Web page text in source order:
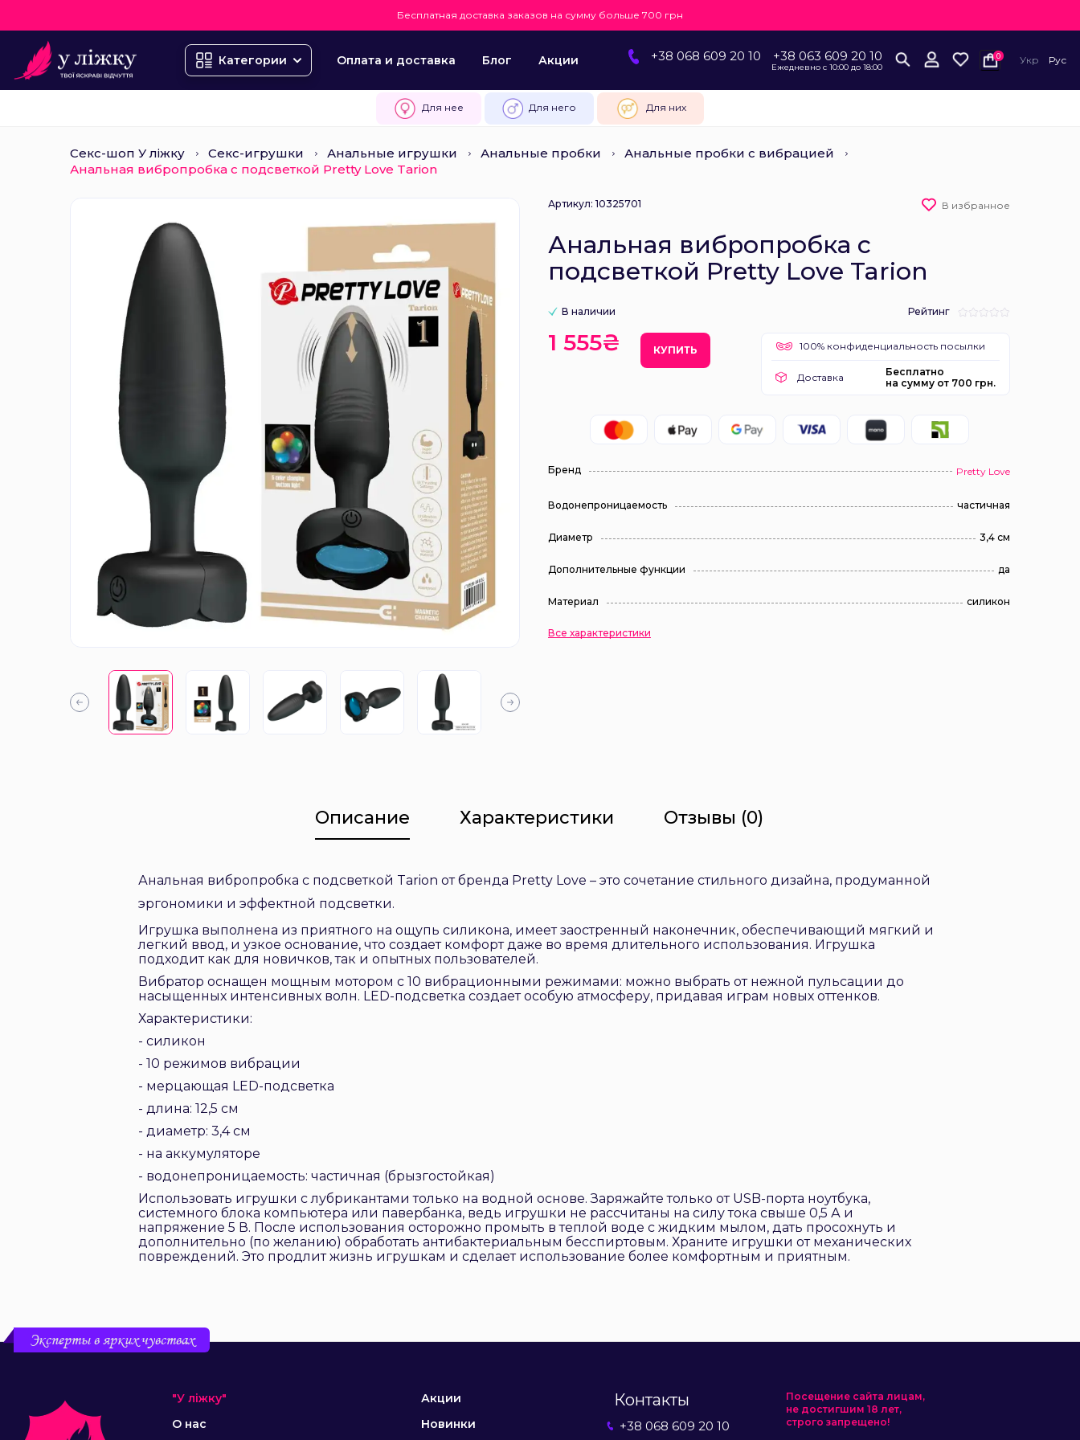
Бесплатная доставка заказов на сумму больше 700 грн
Категории Оплата и доставка Блог Акции +38 068 609 20 10 +38 063 609 20 10
Ежедневно с 10:00 до 18:00
0 Укр Рус
Для нее Для него Для них
Секс-шоп У ліжку Секс-игрушки Анальные игрушки Анальные пробки
Анальные пробки с вибрацией
Анальная вибропробка с подсветкой Pretty Love Tarion
Артикул: 10325701 В избранное
Анальная вибропробка с
подсветкой Pretty Love Tarion
В наличии Рейтинг
1 555₴ КУПИТЬ 100% конфиденциальность посылки
Доставка
Бесплатно
на сумму от 700 грн.
Бренд Pretty Love
Водонепроницаемость частичная
Диаметр 3,4 см
Дополнительные функции да
Материал силикон
Все характеристики
Описание Характеристики Отзывы (0)
Анальная вибропробка с подсветкой Tarion от бренда Pretty Love – это сочетание стильного дизайна, продуманной
эргономики и эффектной подсветки.
Игрушка выполнена из приятного на ощупь силикона, имеет заостренный наконечник, обеспечивающий мягкий и
легкий ввод, и узкое основание, что создает комфорт даже во время длительного использования. Игрушка
подходит как для новичков, так и опытных пользователей.
Вибратор оснащен мощным мотором с 10 вибрационными режимами: можно выбрать от нежной пульсации до
насыщенных интенсивных волн. LED-подсветка создает особую атмосферу, придавая играм новых оттенков.
Характеристики:
- силикон
- 10 режимов вибрации
- мерцающая LED-подсветка
- длина: 12,5 см
- диаметр: 3,4 см
- на аккумуляторе
- водонепроницаемость: частичная (брызгостойкая)
Использовать игрушки с лубрикантами только на водной основе. Заряжайте только от USB-порта ноутбука,
системного блока компьютера или павербанка, ведь игрушки не рассчитаны на силу тока свыше 0,5 А и
напряжение 5 В. После использования осторожно промыть в теплой воде с жидким мылом, дать просохнуть и
дополнительно (по желанию) обработать антибактериальным бесспиртовым. Храните игрушки от механических
повреждений. Это продлит жизнь игрушкам и сделает использование более комфортным и приятным.
Эксперты в ярких чувствах
"У ліжку"
О нас
Акции
Новинки
Контакты
+38 068 609 20 10
Посещение сайта лицам,
не достигшим 18 лет,
строго запрещено!